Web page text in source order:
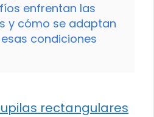
enfrentan las
y cómo se adaptan
condiciones
rectangulares